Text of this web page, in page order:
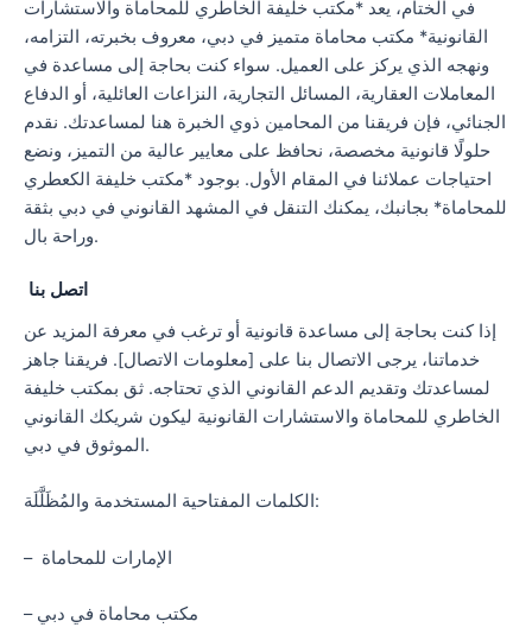
في الختام، يعد *مكتب خليفة الخاطري للمحاماة والاستشارات
القانونية* مكتب محاماة متميز في دبي، معروف بخبرته، التزامه،
ونهجه الذي يركز على العميل. سواء كنت بحاجة إلى مساعدة في
المعاملات العقارية، المسائل التجارية، النزاعات العائلية، أو الدفاع
الجنائي، فإن فريقنا من المحامين ذوي الخبرة هنا لمساعدتك. نقدم
حلولًا قانونية مخصصة، نحافظ على معايير عالية من التميز، ونضع
احتياجات عملائنا في المقام الأول. بوجود *مكتب خليفة الكعطري
للمحاماة* بجانبك، يمكنك التنقل في المشهد القانوني في دبي بثقة
وراحة بال.
اتصل بنا
إذا كنت بحاجة إلى مساعدة قانونية أو ترغب في معرفة المزيد عن
خدماتنا، يرجى الاتصال بنا على [معلومات الاتصال]. فريقنا جاهز
لمساعدتك وتقديم الدعم القانوني الذي تحتاجه. ثق بمكتب خليفة
الخاطري للمحاماة والاستشارات القانونية ليكون شريكك القانوني
الموثوق في دبي.
الكلمات المفتاحية المستخدمة والمُظَلَّلَة:
– الإمارات للمحاماة
– مكتب محاماة في دبي